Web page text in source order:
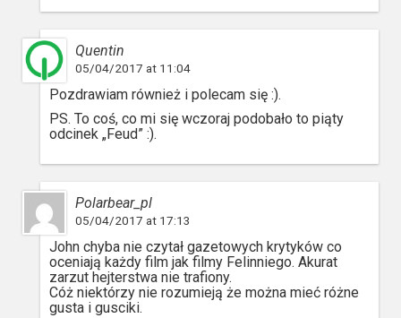
Quentin
05/04/2017 at 11:04
Pozdrawiam również i polecam się :).
PS. To coś, co mi się wczoraj podobało to piąty
odcinek „Feud” :).
Polarbear_pl
05/04/2017 at 17:13
John chyba nie czytał gazetowych krytyków co
oceniają każdy film jak filmy Felinniego. Akurat
zarzut hejterstwa nie trafiony.
Cóż niektórzy nie rozumieją że można mieć różne
gusta i gusciki.